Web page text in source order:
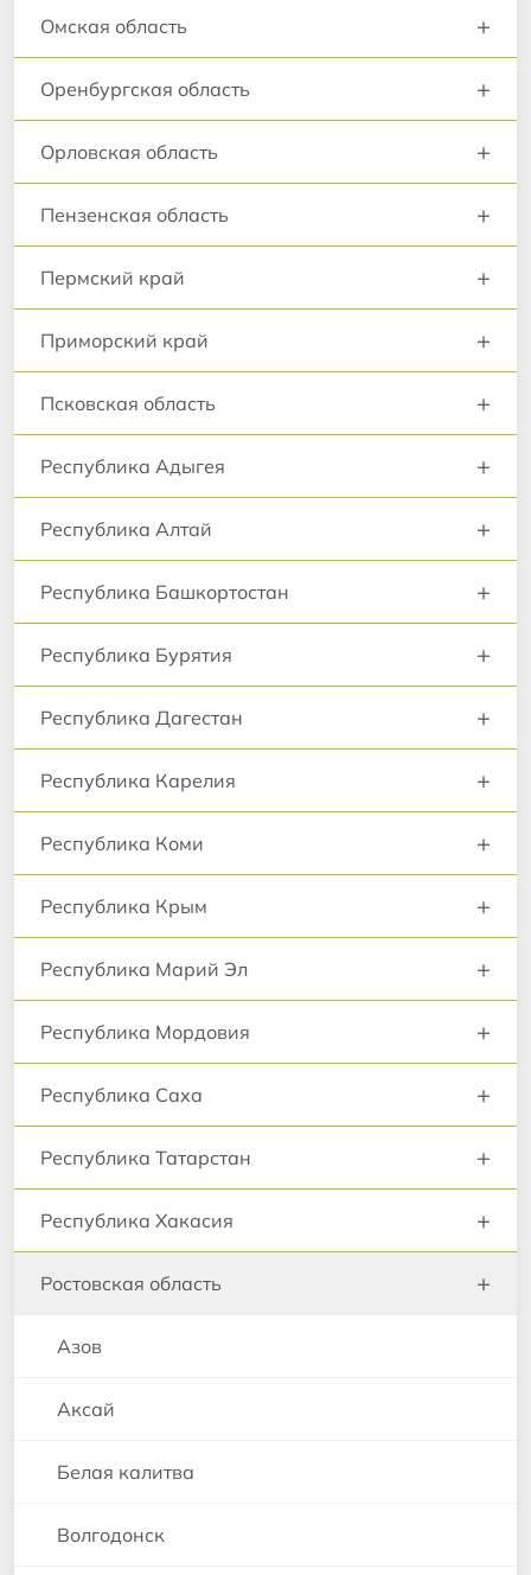
Омская область +
Оренбургская область +
Орловская область +
Пензенская область +
Пермский край +
Приморский край +
Псковская область +
Республика Адыгея +
Республика Алтай +
Республика Башкортостан +
Республика Бурятия +
Республика Дагестан +
Республика Карелия +
Республика Коми +
Республика Крым +
Республика Марий Эл +
Республика Мордовия +
Республика Саха +
Республика Татарстан +
Республика Хакасия +
Ростовская область +
Азов
Аксай
Белая калитва
Волгодонск